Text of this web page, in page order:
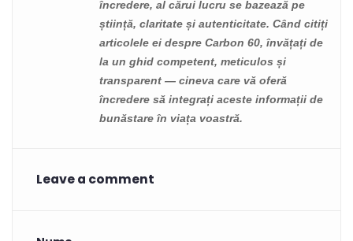
încredere, al cărui lucru se bazează pe
știință, claritate și autenticitate. Când citiți
articolele ei despre Carbon 60, învățați de
la un ghid competent, meticulos și
transparent — cineva care vă oferă
încredere să integrați aceste informații de
bunăstare în viața voastră.
Leave a comment